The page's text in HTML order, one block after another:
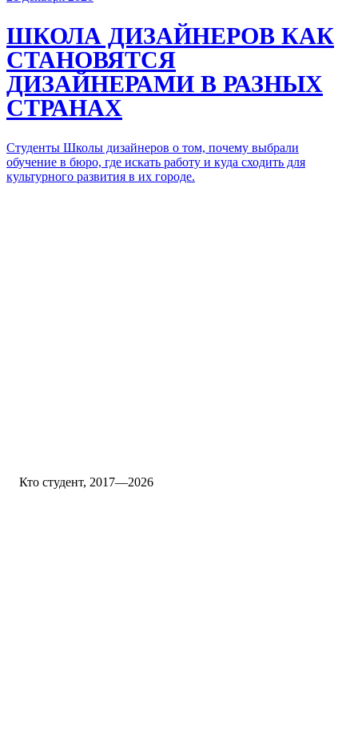
ШКОЛА ДИЗАЙНЕРОВ КАК
СТАНОВЯТСЯ
ДИЗАЙНЕРАМИ В РАЗНЫХ
СТРАНАХ
Студенты Школы дизайнеров о том, почему выбрали
обучение в бюро, где искать работу и куда сходить для
культурного развития в их городе.
Кто студент, 2017—2026